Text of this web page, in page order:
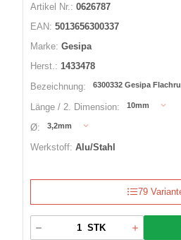
Artikel Nr.: 0626787
EAN: 5013656300337
Marke: Gesipa
Herst.: 1433478
Bezeichnung:
6300332 Gesipa
Länge / 2. Dimension: 10mm
Ø: 3,2mm
Werkstoff: Alu/Stahl
79
STK